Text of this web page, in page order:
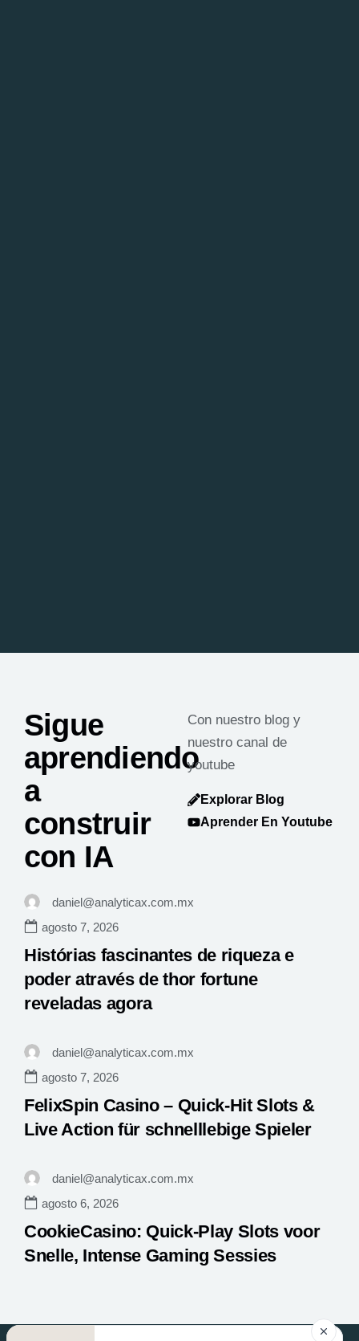
Sigue
aprendiendo
a
construir
con IA
Con nuestro blog y
nuestro canal de
youtube
Explorar Blog
Aprender En Youtube
daniel@analyticax.com.mx
agosto 7, 2026
Histórias fascinantes de riqueza e
poder através de thor fortune
reveladas agora
daniel@analyticax.com.mx
agosto 7, 2026
FelixSpin Casino – Quick‑Hit Slots &
Live Action für schnelllebige Spieler
daniel@analyticax.com.mx
agosto 6, 2026
CookieCasino: Quick‑Play Slots voor
Snelle, Intense Gaming Sessies